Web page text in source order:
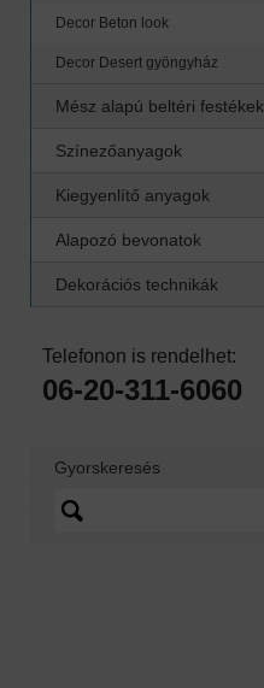
Decor Beton look
Decor Desert gyöngyház
Mész alapú beltéri festékek
Színezőanyagok
Kiegyenlítő anyagok
Alapozó bevonatok
Dekorációs technikák
Telefonon is rendelhet:
06-20-311-6060
Gyorskeresés